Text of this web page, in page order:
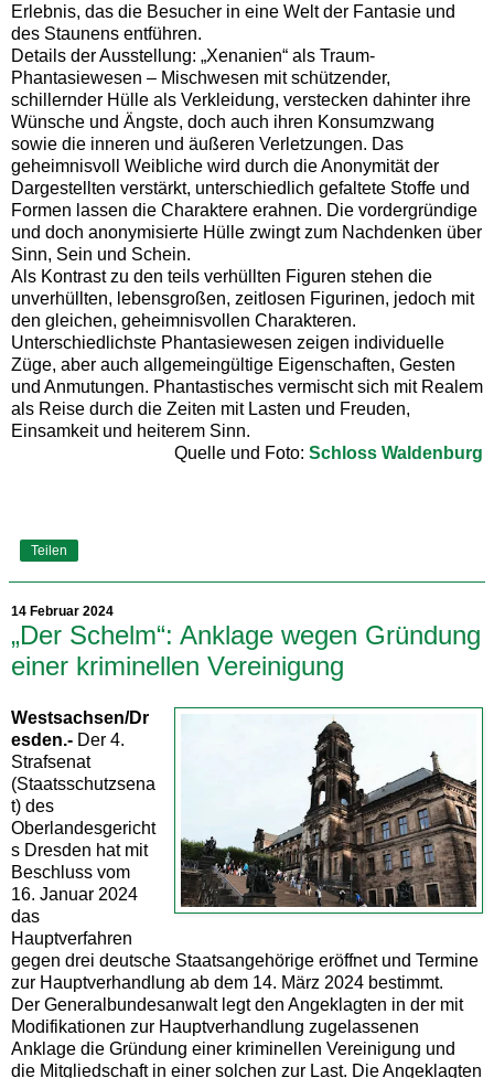
Erlebnis, das die Besucher in eine Welt der Fantasie und
des Staunens entführen.
Details der Ausstellung: „Xenanien“ als Traum-
Phantasiewesen – Mischwesen mit schützender,
schillernder Hülle als Verkleidung, verstecken dahinter ihre
Wünsche und Ängste, doch auch ihren Konsumzwang
sowie die inneren und äußeren Verletzungen. Das
geheimnisvoll Weibliche wird durch die Anonymität der
Dargestellten verstärkt, unterschiedlich gefaltete Stoffe und
Formen lassen die Charaktere erahnen. Die vordergründige
und doch anonymisierte Hülle zwingt zum Nachdenken über
Sinn, Sein und Schein.
Als Kontrast zu den teils verhüllten Figuren stehen die
unverhüllten, lebensgroßen, zeitlosen Figurinen, jedoch mit
den gleichen, geheimnisvollen Charakteren.
Unterschiedlichste Phantasiewesen zeigen individuelle
Züge, aber auch allgemeingültige Eigenschaften, Gesten
und Anmutungen. Phantastisches vermischt sich mit Realem
als Reise durch die Zeiten mit Lasten und Freuden,
Einsamkeit und heiterem Sinn.
Quelle und Foto: Schloss Waldenburg
Teilen
14 Februar 2024
„Der Schelm“: Anklage wegen Gründung
einer kriminellen Vereinigung
Westsachsen/Dr
esden.- Der 4.
Strafsenat
(Staatsschutzsena
t) des
Oberlandesgericht
s Dresden hat mit
Beschluss vom
16. Januar 2024
das
Hauptverfahren
gegen drei deutsche Staatsangehörige eröffnet und Termine
zur Hauptverhandlung ab dem 14. März 2024 bestimmt.
Der Generalbundesanwalt legt den Angeklagten in der mit
Modifikationen zur Hauptverhandlung zugelassenen
Anklage die Gründung einer kriminellen Vereinigung und
die Mitgliedschaft in einer solchen zur Last. Die Angeklagten